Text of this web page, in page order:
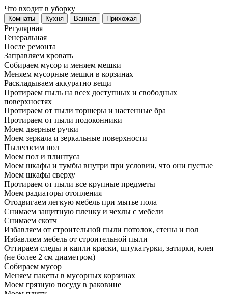
Что входит в уборку
Регу­лярная
Гене­ральная
После ремонта
Заправляем кровать
Собираем мусор и меняем мешки
Меняем мусорные мешки в корзинах
Раскладываем аккуратно вещи
Протираем пыль на всех доступных и свободных
поверхностях
Протираем от пыли торшеры и настенные бра
Протираем от пыли подоконники
Моем дверные ручки
Моем зеркала и зеркальные поверхности
Пылесосим пол
Моем пол и плинтуса
Моем шкафы и тумбы внутри при условии, что они пустые
Моем шкафы сверху
Протираем от пыли все крупные предметы
Моем радиаторы отопления
Отодвигаем легкую мебель при мытье пола
Снимаем защитную пленку и чехлы с мебели
Снимаем скотч
Избавляем от строительной пыли потолок, стены и пол
Избавляем мебель от строительной пыли
Оттираем следы и капли краски, штукатурки, затирки, клея
(не более 2 см диаметром)
Собираем мусор
Меняем пакеты в мусорных корзинах
Моем грязную посуду в раковине